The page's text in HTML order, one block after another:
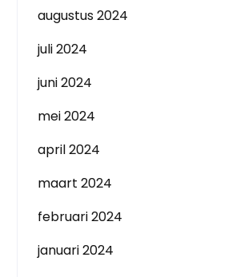
augustus 2024
juli 2024
juni 2024
mei 2024
april 2024
maart 2024
februari 2024
januari 2024